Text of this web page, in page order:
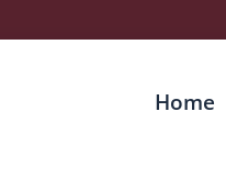
Home